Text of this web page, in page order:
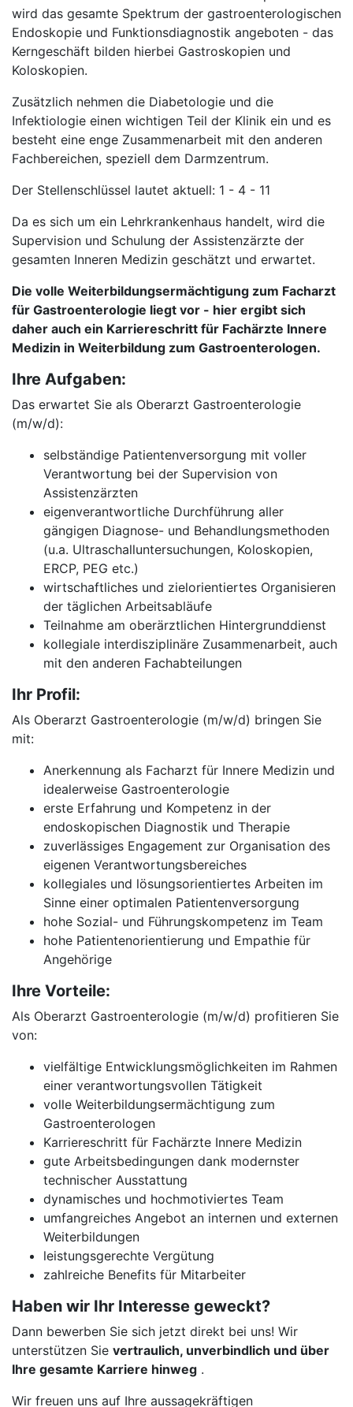
wird das gesamte Spektrum der gastroenterologischen
Endoskopie und Funktionsdiagnostik angeboten - das
Kerngeschäft bilden hierbei Gastroskopien und
Koloskopien.
Zusätzlich nehmen die Diabetologie und die
Infektiologie einen wichtigen Teil der Klinik ein und es
besteht eine enge Zusammenarbeit mit den anderen
Fachbereichen, speziell dem Darmzentrum.
Der Stellenschlüssel lautet aktuell: 1 - 4 - 11
Da es sich um ein Lehrkrankenhaus handelt, wird die
Supervision und Schulung der Assistenzärzte der
gesamten Inneren Medizin geschätzt und erwartet.
Die volle Weiterbildungsermächtigung zum Facharzt
für Gastroenterologie liegt vor - hier ergibt sich
daher auch ein Karriereschritt für Fachärzte Innere
Medizin in Weiterbildung zum Gastroenterologen.
Ihre Aufgaben:
Das erwartet Sie als Oberarzt Gastroenterologie
(m/w/d):
selbständige Patientenversorgung mit voller
Verantwortung bei der Supervision von
Assistenzärzten
eigenverantwortliche Durchführung aller
gängigen Diagnose- und Behandlungsmethoden
(u.a. Ultraschalluntersuchungen, Koloskopien,
ERCP, PEG etc.)
wirtschaftliches und zielorientiertes Organisieren
der täglichen Arbeitsabläufe
Teilnahme am oberärztlichen Hintergrunddienst
kollegiale interdisziplinäre Zusammenarbeit, auch
mit den anderen Fachabteilungen
Ihr Profil:
Als Oberarzt Gastroenterologie (m/w/d) bringen Sie
mit:
Anerkennung als Facharzt für Innere Medizin und
idealerweise Gastroenterologie
erste Erfahrung und Kompetenz in der
endoskopischen Diagnostik und Therapie
zuverlässiges Engagement zur Organisation des
eigenen Verantwortungsbereiches
kollegiales und lösungsorientiertes Arbeiten im
Sinne einer optimalen Patientenversorgung
hohe Sozial- und Führungskompetenz im Team
hohe Patientenorientierung und Empathie für
Angehörige
Ihre Vorteile:
Als Oberarzt Gastroenterologie (m/w/d) profitieren Sie
von:
vielfältige Entwicklungsmöglichkeiten im Rahmen
einer verantwortungsvollen Tätigkeit
volle Weiterbildungsermächtigung zum
Gastroenterologen
Karriereschritt für Fachärzte Innere Medizin
gute Arbeitsbedingungen dank modernster
technischer Ausstattung
dynamisches und hochmotiviertes Team
umfangreiches Angebot an internen und externen
Weiterbildungen
leistungsgerechte Vergütung
zahlreiche Benefits für Mitarbeiter
Haben wir Ihr Interesse geweckt?
Dann bewerben Sie sich jetzt direkt bei uns! Wir
unterstützen Sie vertraulich, unverbindlich und über
Ihre gesamte Karriere hinweg .
Wir freuen uns auf Ihre aussagekräftigen